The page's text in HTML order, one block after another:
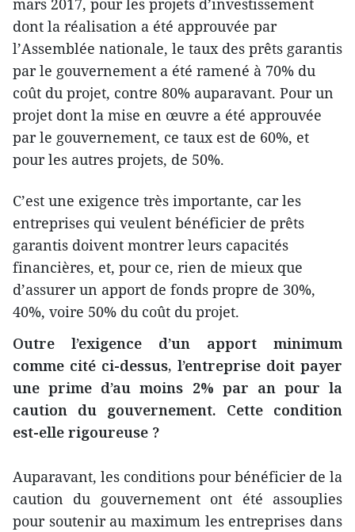
mars 2017, pour les projets d’investissement
dont la réalisation a été approuvée par
l’Assemblée nationale, le taux des prêts garantis
par le gouvernement a été ramené à 70% du
coût du projet, contre 80% auparavant. Pour un
projet dont la mise en œuvre a été approuvée
par le gouvernement, ce taux est de 60%, et
pour les autres projets, de 50%.
C’est une exigence très importante, car les
entreprises qui veulent bénéficier de prêts
garantis doivent montrer leurs capacités
financières, et, pour ce, rien de mieux que
d’assurer un apport de fonds propre de 30%,
40%, voire 50% du coût du projet.
Outre l’exigence d’un apport minimum
comme cité ci-dessus, l’entreprise doit payer
une prime d’au moins 2% par an pour la
caution du gouvernement. Cette condition
est-elle rigoureuse ?
Auparavant, les conditions pour bénéficier de la
caution du gouvernement ont été assouplies
pour soutenir au maximum les entreprises dans